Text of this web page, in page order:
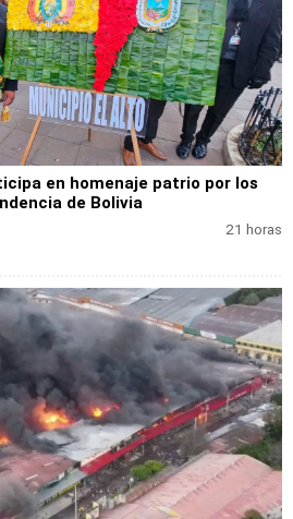
en homenaje patrio por los
de Bolivia
21 horas